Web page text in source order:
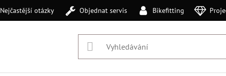
Nejčastější otázky Objednat servis Bikefitting